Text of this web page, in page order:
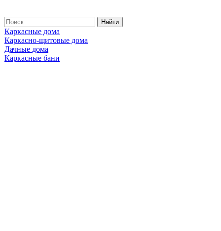
Каркасные
Каркасно-щитовые
Дачные
Каркасные бани